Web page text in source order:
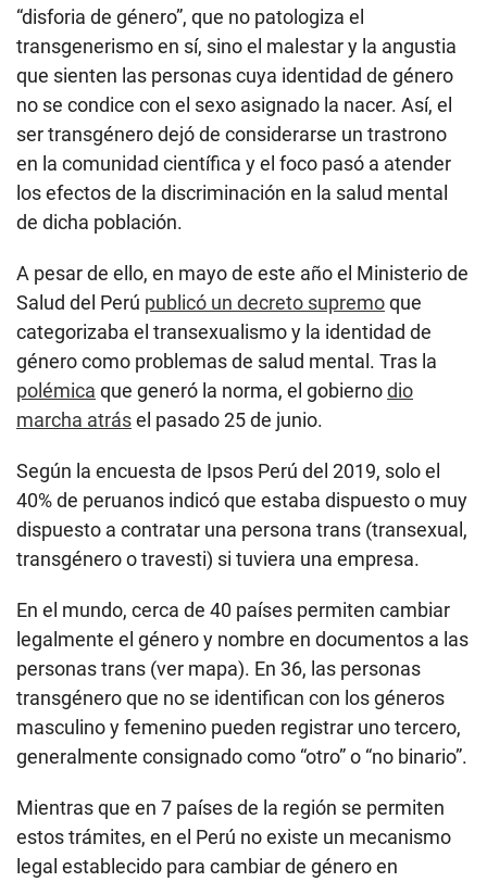
“disforia de género”, que no patologiza el
transgenerismo en sí, sino el malestar y la angustia
que sienten las personas cuya identidad de género
no se condice con el sexo asignado la nacer. Así, el
ser transgénero dejó de considerarse un trastrono
en la comunidad científica y el foco pasó a atender
los efectos de la discriminación en la salud mental
de dicha población.
A pesar de ello, en mayo de este año el Ministerio de
Salud del Perú publicó un decreto supremoque
categorizaba el transexualismo y la identidad de
género como problemas de salud mental. Tras la
polémica que generó la norma, el gobiernodio
marcha atrásel pasado 25 de junio.
Según la encuesta de Ipsos Perú del 2019, solo el
40% de peruanos indicó que estaba dispuesto o muy
dispuesto a contratar una persona trans (transexual,
transgénero o travesti) si tuviera una empresa.
En el mundo, cerca de 40 países permiten cambiar
legalmente el género y nombre en documentos a las
personas trans (ver mapa). En 36, las personas
transgénero que no se identifican con los géneros
masculino y femenino pueden registrar uno tercero,
generalmente consignado como “otro” o “no binario”.
Mientras que en 7 países de la región se permiten
estos trámites, en el Perú no existe un mecanismo
legal establecido para cambiar de género en